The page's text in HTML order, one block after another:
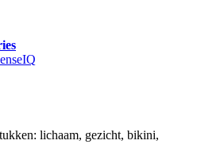
lichaam, gezicht, bikini,